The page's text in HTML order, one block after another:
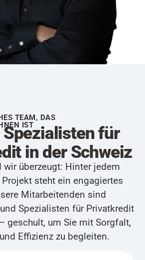
TEAM, DAS
IST
Spezialisten für
in der Schweiz
wir überzeugt: Hinter jedem
steht ein engagiertes
Mitarbeitenden sind
Spezialisten für Privatkredit
geschult, um Sie mit Sorgfalt,
Effizienz zu begleiten.